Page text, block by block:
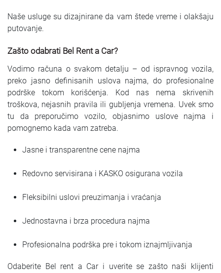
Naše usluge su dizajnirane da vam štede vreme i olakšaju
putovanje.
Zašto odabrati Bel Rent a Car?
Vodimo računa o svakom detalju – od ispravnog vozila,
preko jasno definisanih uslova najma, do profesionalne
podrške tokom korišćenja. Kod nas nema skrivenih
troškova, nejasnih pravila ili gubljenja vremena. Uvek smo
tu da preporučimo vozilo, objasnimo uslove najma i
pomognemo kada vam zatreba.
Jasne i transparentne cene najma
Redovno servisirana i KASKO osigurana vozila
Fleksibilni uslovi preuzimanja i vraćanja
Jednostavna i brza procedura najma
Profesionalna podrška pre i tokom iznajmljivanja
Odaberite Bel rent a Car i uverite se zašto naši klijenti